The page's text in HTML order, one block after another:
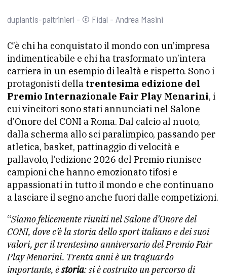
duplantis-paltrinieri - © Fidal - Andrea Masini
C’è chi ha conquistato il mondo con un’impresa
indimenticabile e chi ha trasformato un’intera
carriera in un esempio di lealtà e rispetto. Sono i
protagonisti della trentesima edizione del
Premio Internazionale Fair Play Menarini, i
cui vincitori sono stati annunciati nel Salone
d’Onore del CONI a Roma. Dal calcio al nuoto,
dalla scherma allo sci paralimpico, passando per
atletica, basket, pattinaggio di velocità e
pallavolo, l’edizione 2026 del Premio riunisce
campioni che hanno emozionato tifosi e
appassionati in tutto il mondo e che continuano
a lasciare il segno anche fuori dalle competizioni.
“Siamo felicemente riuniti nel Salone d’Onore del
CONI, dove c’è la storia dello sport italiano e dei suoi
valori, per il trentesimo anniversario del Premio Fair
Play Menarini. Trenta anni è un traguardo
importante, èstoria: si è costruito un percorso di